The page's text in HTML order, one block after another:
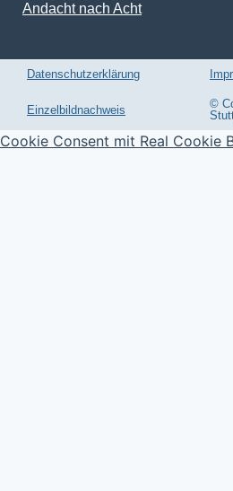
Andacht nach Acht
Datenschutzerklärung
Einzelbildnachweis
©
Cookie Consent mit Real Cookie